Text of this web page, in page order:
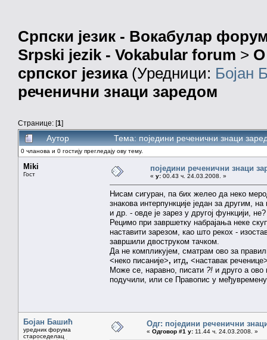
Српски језик - Вокабулар
Srpski jezik - Vokabular forum > О
српског језика(Уредници: Бојан
реченични знаци заредом
Странице: [1]
Аутор Тема: поједини реченични знаци
0 чланова и 0 гостију прегледају ову тему.
Miki
Гост
поједини реченични знаци
« у: 00.43 ч. 24.03.2008. »
Нисам сигуран, па бих желео да неко
знакова интерпункције један за другим,
и др. - овде је зарез у другој функцији,
Рецимо при завршетку набрајања неке
наставити зарезом, као што рекох -
завршили двоструком тачком.
Да не компликујем, сматрам ово за
<неко писаније>, итд, <наставак
Може се, наравно, писати ?! и друго а
подучили, или се Правопис у
Бојан Башић
уредник форума
староседелац
Одг: поједини реченични
« Одговор #1 у: 11.44 ч. 24.03.2008. »